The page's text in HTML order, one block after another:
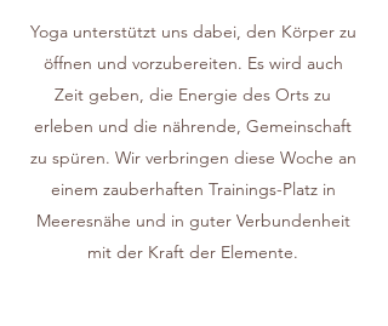
Yoga unterstützt uns dabei, den Körper zu
öffnen und vorzubereiten. Es wird auch
Zeit geben, die Energie des Orts zu
erleben und die nährende, Gemeinschaft
zu spüren. Wir verbringen diese Woche an
einem zauberhaften Trainings-Platz in
Meeresnähe und in guter Verbundenheit
mit der Kraft der Elemente.